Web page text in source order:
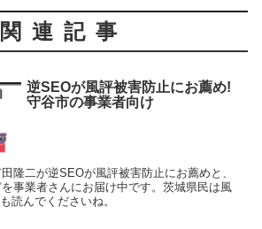
関連記事
逆SEOが風評被害防止にお薦め!
守谷市の事業者向け
隆二が逆SEOが風評被害防止にお薦めと、
事業者さんにお届け中です。茨城県民は風
読んでくださいね。